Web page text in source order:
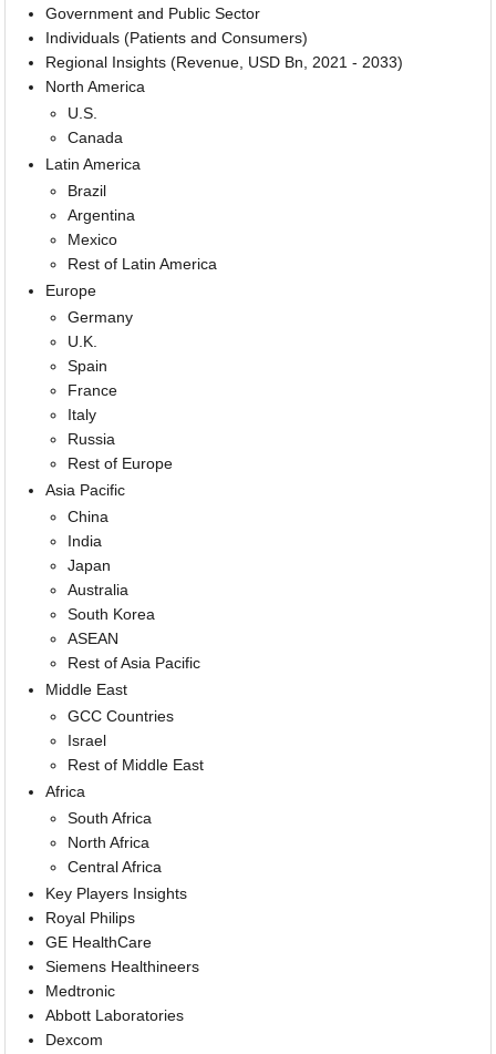
Government and Public Sector
Individuals (Patients and Consumers)
Regional Insights (Revenue, USD Bn, 2021 - 2033)
North America
U.S.
Canada
Latin America
Brazil
Argentina
Mexico
Rest of Latin America
Europe
Germany
U.K.
Spain
France
Italy
Russia
Rest of Europe
Asia Pacific
China
India
Japan
Australia
South Korea
ASEAN
Rest of Asia Pacific
Middle East
GCC Countries
Israel
Rest of Middle East
Africa
South Africa
North Africa
Central Africa
Key Players Insights
Royal Philips
GE HealthCare
Siemens Healthineers
Medtronic
Abbott Laboratories
Dexcom